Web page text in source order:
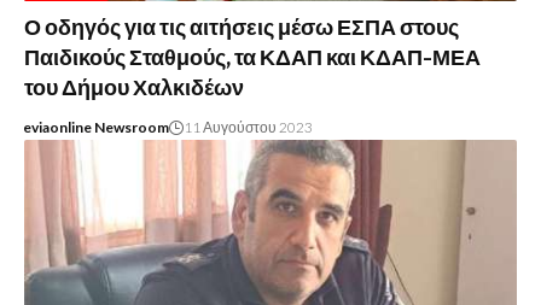
Ο οδηγός για τις αιτήσεις μέσω ΕΣΠΑ στους
Παιδικούς Σταθμούς, τα ΚΔΑΠ και ΚΔΑΠ-ΜΕΑ
του Δήμου Χαλκιδέων
eviaonline Newsroom 11 Αυγούστου 2023